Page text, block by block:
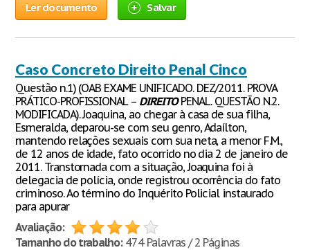
Ler documento Salvar
Caso Concreto Direito Penal Cinco
Questão n.1) (OAB EXAME UNIFICADO. DEZ/2011. PROVA
PRÁTICO-PROFISSIONAL – DIREITOPENAL. QUESTÃO N.2.
MODIFICADA). Joaquina, ao chegar à casa de sua filha,
Esmeralda, deparou-se com seu genro, Adaílton,
mantendo relações sexuais com sua neta, a menor F.M.,
de 12 anos de idade, fato ocorrido no dia 2 de janeiro de
2011. Transtornada com a situação, Joaquina foi à
delegacia de polícia, onde registrou ocorrência do fato
criminoso. Ao término do Inquérito Policial instaurado
para apurar
Avaliação:
Tamanho do trabalho:474 Palavras / 2 Páginas